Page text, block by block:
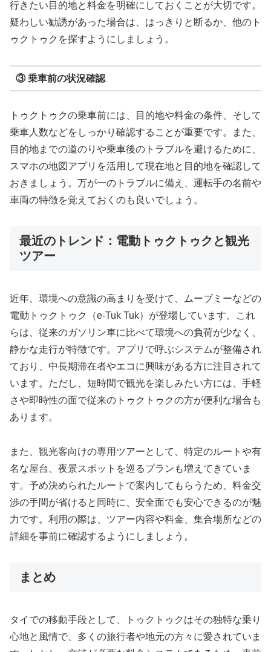
行きたい目的地と料金を明確にしておくことが大切です。
疑わしい勧誘があった場合は、はっきりと断るか、他のト
ゥクトゥクを探すようにしましょう。
③ 乗車前の状況確認
トゥクトゥクの乗車前には、目的地や料金の条件、そして
乗車人数などをしっかり確認することが重要です。また、
目的地までの道のりや乗車後のトラブルを避けるために、
スマホの地図アプリを活用して現在地と目的地を確認して
おきましょう。万が一のトラブルに備え、運転手の名前や
車両の特徴を覚えておくのも良いでしょう。
最近のトレンド：電動トゥクトゥクと観光
ツアー
近年、環境への意識の高まりを受けて、ムーブミーなどの
電動トゥクトゥク（e-Tuk Tuk）が登場しています。これ
らは、従来のガソリン車に比べて環境への負荷が少なく、
静かな走行が特徴です。アプリで呼ぶシステムが整備され
ており、中長期滞在者やエコに興味がある方に注目されて
います。ただし、短時間で観光を楽しみたい方には、手軽
さや即時性の面で従来のトゥクトゥクの方が便利な場合も
あります。
また、観光客向けの専用ツアーとして、特定のルートや有
名な屋台、夜景スポットを巡るプランも増えてきていま
す。予め決められたルートで案内してもらうため、料金交
渉の手間が省けると同時に、安全面でも安心できるのが魅
力です。利用の際は、ツアー内容や料金、集合場所などの
詳細を事前に確認するようにしましょう。
まとめ
タイでの移動手段として、トゥクトゥクはその独特な乗り
心地と風情で、多くの旅行者や地元の方々に愛されていま